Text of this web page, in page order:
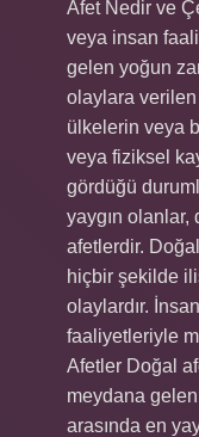
Afet Nedir ve
veya insan
gelen yoğun
olaylara
ülkelerin veya
veya fiziksel
gördüğü
yaygın olanlar,
afetlerdir.
hiçbir şekilde
olaylardır.
faaliyetleriyle
Afetler Doğal
meydana
arasında en